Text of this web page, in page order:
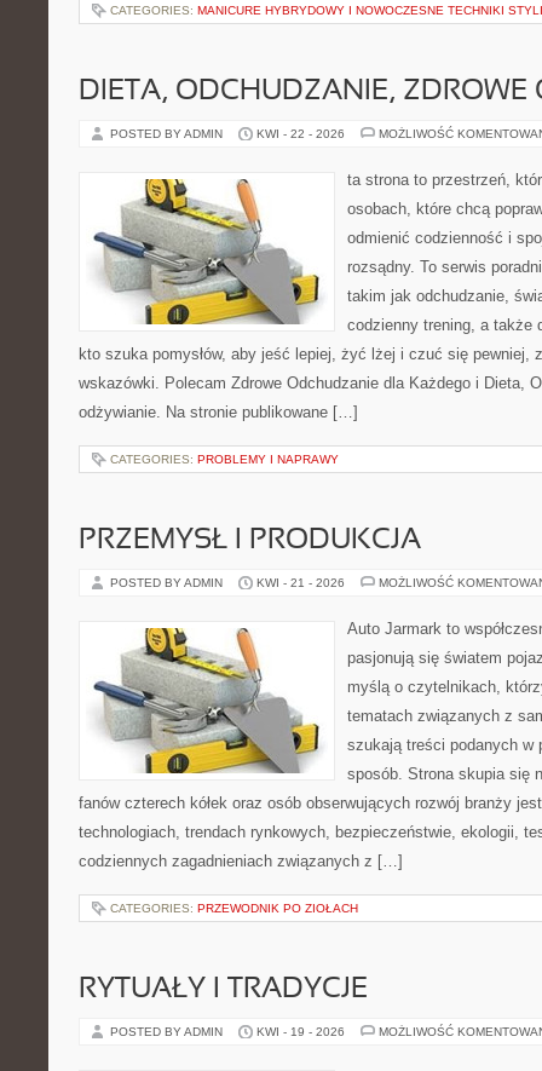
CATEGORIES: MANICURE HYBRYDOWY I NOWOCZESNE TECHNIKI
DIETA, ODCHUDZANIE, ZDROWE
POSTED BY ADMIN KWI - 22 - 2026 MOŻLIWOŚĆ
ta strona to przestrzeń,
osobach, które chcą
odmienić codzienność i
rozsądny. To serwis
takim jak odchudzanie,
codzienny trening, a także
kto szuka pomysłów, aby jeść lepiej, żyć lżej i czuć się pewniej,
wskazówki. Polecam Zdrowe Odchudzanie dla Każdego i Dieta,
odżywianie. Na stronie publikowane […]
CATEGORIES: PROBLEMY I NAPRAWY
PRZEMYSŁ I PRODUKCJA
POSTED BY ADMIN KWI - 21 - 2026 MOŻLIWOŚĆ
Auto Jarmark to
pasjonują się światem
myślą o czytelnikach,
tematach związanych z
szukają treści podanych w
sposób. Strona skupia się
fanów czterech kółek oraz osób obserwujących rozwój branży
technologiach, trendach rynkowych, bezpieczeństwie, ekologii,
codziennych zagadnieniach związanych z […]
CATEGORIES: PRZEWODNIK PO ZIOŁACH
RYTUAŁY I TRADYCJE
POSTED BY ADMIN KWI - 19 - 2026 MOŻLIWOŚĆ